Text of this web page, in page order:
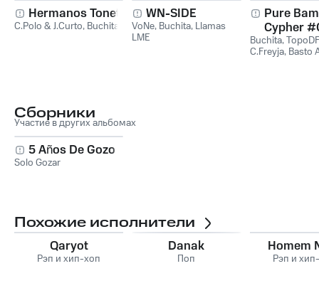
Hermanos Tonetti
C.Polo & J.Curto, Buchita
WN-SIDE
VoNe, Buchita, Llamas
LME
Pure
Cypher
Buchita,
C.Freyja, Basto
Сборники
Участие в других альбомах
5 Años De Gozo
Solo Gozar
Похожие исполнители
Qaryot
Рэп и хип-хоп
Danak
Поп
Homem
Рэп и